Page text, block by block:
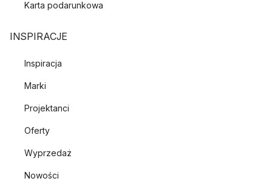
Karta podarunkowa
INSPIRACJE
Inspiracja
Marki
Projektanci
Oferty
Wyprzedaż
Nowości